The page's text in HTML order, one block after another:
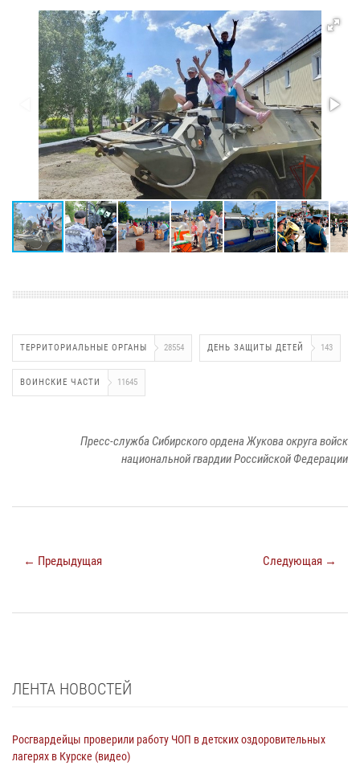
ТЕРРИТОРИАЛЬНЫЕ ОРГАНЫ 28554 ДЕНЬ ЗАЩИТЫ ДЕТЕЙ 143
ВОИНСКИЕ ЧАСТИ 11645
Пресс-служба Сибирского ордена Жукова округа войск
национальной гвардии Российской Федерации
← Предыдущая Следующая →
ЛЕНТА НОВОСТЕЙ
Росгвардейцы проверили работу ЧОП в детских оздоровительных
лагерях в Курске (видео)